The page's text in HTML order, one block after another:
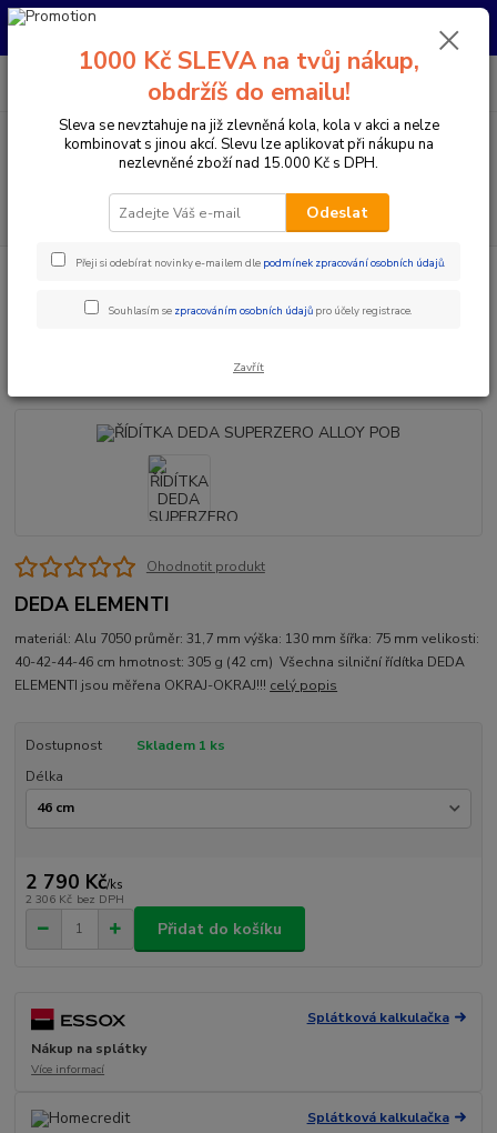
Pro nachystání kola / doplňků na prodejně si prosím zavolejte dopředu.
Menu
CZK
PO-PÁ 10:00-17:00 | SO: 9:00-12:00
Komponenty na kolo Řídítka Berany / Gravel
ŘÍDÍTKA
Ohodnotit produkt
DEDA ELEMENTI
materiál: Alu 7050 průměr: 31,7 mm výška: 130 mm šířka: 75 mm velikosti:
40-42-44-46 cm hmotnost: 305 g (42 cm) Všechna silniční řídítka DEDA
ELEMENTI jsou měřena OKRAJ-OKRAJ!!! celý popis
Dostupnost
Skladem 1 ks
Délka
2 790 Kč/ks
2 306 Kč bez DPH
Přidat do košíku
Splátková kalkulačka
Nákup na splátky
Více informací
Splátková kalkulačka
1000 Kč SLEVA na tvůj nákup,
obdržíš do emailu!
Sleva se nevztahuje na již zlevněná kola, kola v akci a nelze
kombinovat s jinou akcí. Slevu lze aplikovat při nákupu na
nezlevněné zboží nad 15.000 Kč s DPH.
Odeslat
Přeji si odebírat novinky e-mailem dle podmínek zpracování osobních údajů.
Souhlasím se zpracováním osobních údajů pro účely registrace.
Zavřít